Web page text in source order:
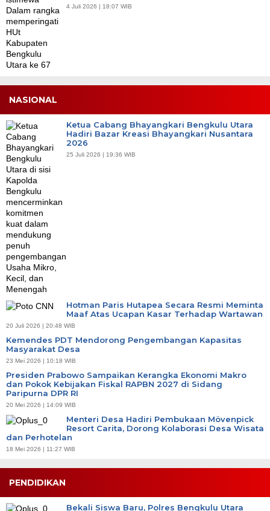
4 Juli 2026 | 18:07 WIB
NASIONAL
Ketua Cabang Bhayangkari Bengkulu Utara
Hadiri Bazar Kreasi Bhayangkari Nusantara
2026
25 Juli 2026 | 19:36 WIB
Hotman Paris Hutapea Secara Resmi Meminta
Maaf Atas Ucapan Kasar Terhadap Wartawan
20 Juli 2026 | 20:48 WIB
Kemendes PDT Mendorong Pengembangan Kapasitas
Masyarakat Desa
23 Mei 2026 | 10:18 WIB
Presiden Prabowo Sampaikan Kerangka Ekonomi Makro
dan Pokok Kebijakan Fiskal RAPBN 2027 di Sidang
Paripurna DPR RI
20 Mei 2026 | 14:09 WIB
Menteri Desa Hadiri Pembukaan Mövenpick
Resort Carita, Dorong Kolaborasi Desa Wisata
dan Perhotelan
18 Mei 2026 | 11:27 WIB
PENDIDIKAN
Bekali Siswa Baru, Polres Bengkulu Utara